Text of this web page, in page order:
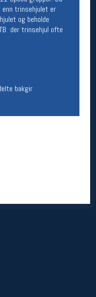
enn trinsehjulet er
og beholde
der trinsehjul ofte
bakgir
11-18